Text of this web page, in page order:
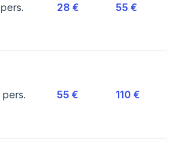
pers. 28 € 55 €
pers. 55 € 110 €